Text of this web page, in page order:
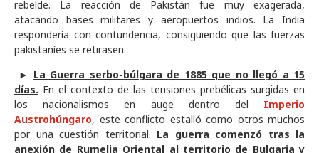
rebelde. La reacción de Pakistán fue muy exagerada,
atacando bases militares y aeropuertos indios. La India
respondería con contundencia, consiguiendo que las fuerzas
pakistaníes se retirasen.
► La Guerra serbo-búlgara de 1885 que no llegó a 15
días. En el contexto de las tensiones prebélicas surgidas en
los nacionalismos en auge dentro del Imperio
Austrohúngaro, este conflicto estalló como otros muchos
por una cuestión territorial. La guerra comenzó tras la
anexión de Rumelia Oriental al territorio de Bulgaria y